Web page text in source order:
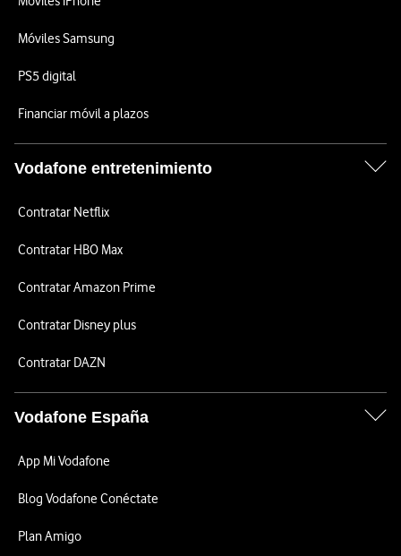
Móviles Samsung
PS5 digital
Financiar móvil a plazos
Vodafone entretenimiento
Contratar Netflix
Contratar HBO Max
Contratar Amazon Prime
Contratar Disney plus
Contratar DAZN
Vodafone España
App Mi Vodafone
Blog Vodafone Conéctate
Plan Amigo